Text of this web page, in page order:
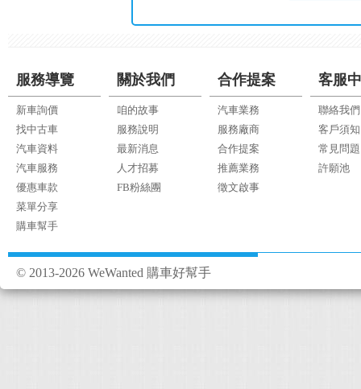
服務導覽
新車詢價
找中古車
汽車資料
汽車服務
優惠車款
菜單分享
購車幫手
關於我們
咱的故事
服務說明
最新消息
人才招募
FB粉絲團
合作提案
汽車業務
服務廠商
合作提案
推薦業務
徵文啟事
客服
聯絡我們
客戶須知
常見問題
許願池
© 2013-2026 WeWanted 購車好幫手